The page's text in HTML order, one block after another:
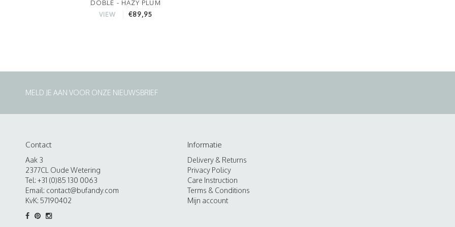
DOBLE - HAZY PLUM
VIEW €89,95
MELD JE AAN VOOR ONZE NIEUWSBRIEF
Contact
Aak 3
2377CL Oude Wetering
Tel: +31 (0)85 130 0063
Email: contact@bufandy.com
KvK: 57190402
Informatie
Delivery & Returns
Privacy Policy
Care Instruction
Terms & Conditions
Mijn account